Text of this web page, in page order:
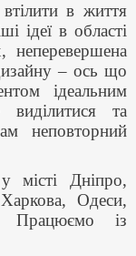
в життя
ідеї в області
неперевершена
– ось що
ідеальним
та
неповторний
місті Дніпро,
Одеси,
Працюємо із